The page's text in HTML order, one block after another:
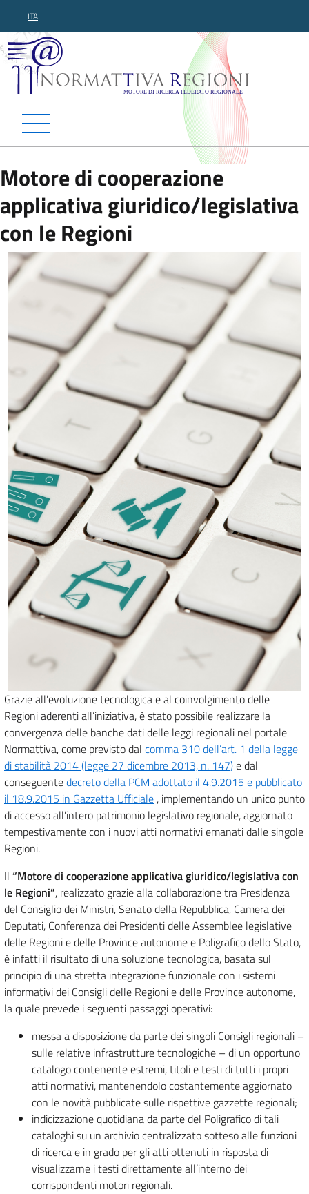
ITA
Normattiva Regioni -
Motore di cooperazione
applicativa giuridico/legislativa
con le Regioni
Grazie all’evoluzione tecnologica e al coinvolgimento delle
Regioni aderenti all’iniziativa, è stato possibile realizzare la
convergenza delle banche dati delle leggi regionali nel portale
Normattiva, come previsto dal comma 310 dell’art. 1 della legge
di stabilità 2014 (legge 27 dicembre 2013, n. 147)e dal
conseguentedecreto della PCM adottato il 4.9.2015 e pubblicato
il 18.9.2015 in Gazzetta Ufficiale , implementando un unico punto
di accesso all’intero patrimonio legislativo regionale, aggiornato
tempestivamente con i nuovi atti normativi emanati dalle singole
Regioni.
Il “Motore di cooperazione applicativa giuridico/legislativa con
le Regioni”, realizzato grazie alla collaborazione tra Presidenza
del Consiglio dei Ministri, Senato della Repubblica, Camera dei
Deputati, Conferenza dei Presidenti delle Assemblee legislative
delle Regioni e delle Province autonome e Poligrafico dello Stato,
è infatti il risultato di una soluzione tecnologica, basata sul
principio di una stretta integrazione funzionale con i sistemi
informativi dei Consigli delle Regioni e delle Province autonome,
la quale prevede i seguenti passaggi operativi:
messa a disposizione da parte dei singoli Consigli regionali –
sulle relative infrastrutture tecnologiche – di un opportuno
catalogo contenente estremi, titoli e testi di tutti i propri
atti normativi, mantenendolo costantemente aggiornato
con le novità pubblicate sulle rispettive gazzette regionali;
indicizzazione quotidiana da parte del Poligrafico di tali
cataloghi su un archivio centralizzato sotteso alle funzioni
di ricerca e in grado per gli atti ottenuti in risposta di
visualizzarne i testi direttamente all’interno dei
corrispondenti motori regionali.